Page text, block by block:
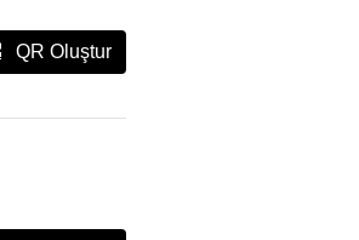
QR Oluştur